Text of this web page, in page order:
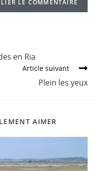
en Ria
Article suivant
Plein les yeux
AIMER